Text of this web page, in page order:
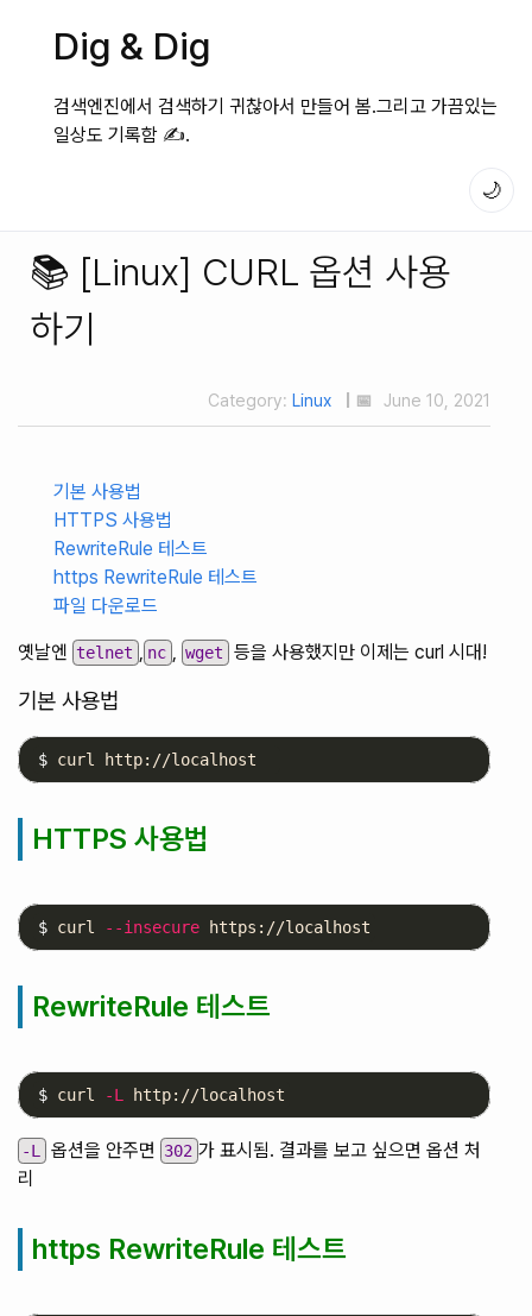
Dig & Dig
검색엔진에서 검색하기 귀찮아서 만들어 봄.그리고 가끔있는
일상도 기록함 ✍️.
🌙
📚 [Linux] CURL 옵션 사용
하기
Category: Linux | 📅 June 10, 2021
기본 사용법
HTTPS 사용법
RewriteRule 테스트
https RewriteRule 테스트
파일 다운로드
옛날엔 telnet , nc , wget 등을 사용했지만 이제는 curl 시대!
기본 사용법
$
HTTPS 사용법
$ curl --insecure
RewriteRule 테스트
$ curl -L
-L 옵션을 안주면 302 가 표시됨. 결과를 보고 싶으면 옵션 처
리
https RewriteRule 테스트